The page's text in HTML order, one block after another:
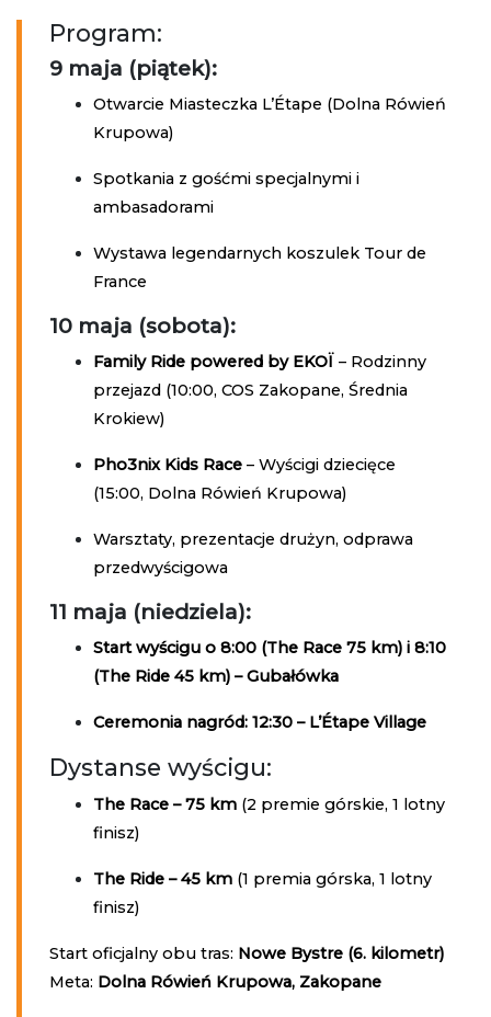
Program:
9 maja (piątek):
Otwarcie Miasteczka L’Étape (Dolna Rówień
Krupowa)
Spotkania z gośćmi specjalnymi i
ambasadorami
Wystawa legendarnych koszulek Tour de
France
10 maja (sobota):
Family Ride powered by EKOÏ – Rodzinny
przejazd (10:00, COS Zakopane, Średnia
Krokiew)
Pho3nix Kids Race– Wyścigi dziecięce
(15:00, Dolna Rówień Krupowa)
Warsztaty, prezentacje drużyn, odprawa
przedwyścigowa
11 maja (niedziela):
Start wyścigu o 8:00 (The Race 75 km) i 8:10
(The Ride 45 km) – Gubałówka
Ceremonia nagród: 12:30 – L’Étape Village
Dystanse wyścigu:
The Race – 75 km(2 premie górskie, 1 lotny
finisz)
The Ride – 45 km(1 premia górska, 1 lotny
finisz)
Start oficjalny obu tras: Nowe Bystre (6. kilometr)
Meta: Dolna Rówień Krupowa, Zakopane